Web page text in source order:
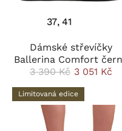
37 41
Dámské střevíčky
Ballerina Comfort
3 390 Kč 3 051 Kč
Limitovaná edice